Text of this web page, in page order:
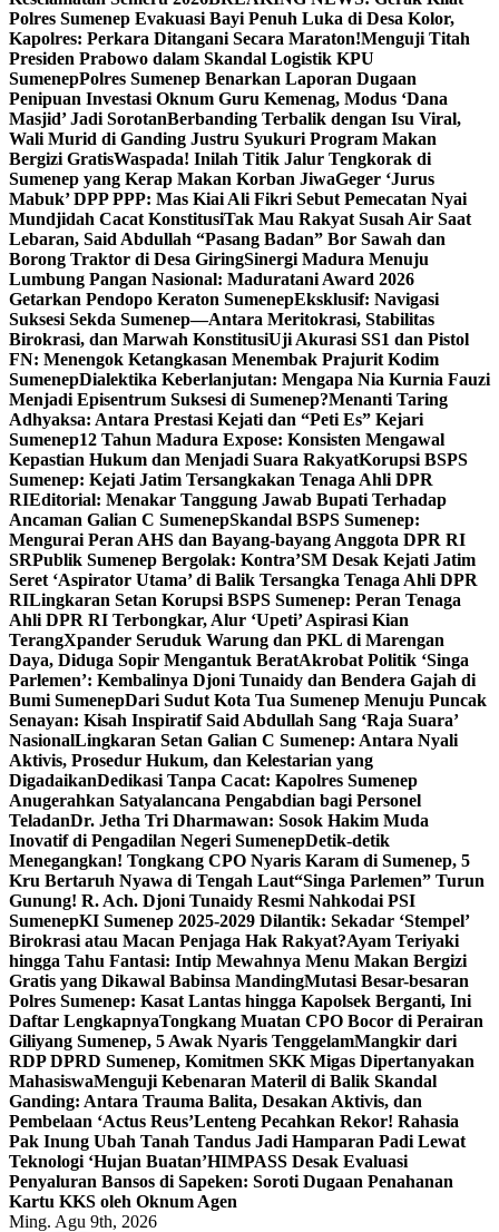
Polres Sumenep Evakuasi Bayi Penuh Luka di Desa Kolor,
Kapolres: Perkara Ditangani Secara Maraton!Menguji Titah
Presiden Prabowo dalam Skandal Logistik KPU
SumenepPolres Sumenep Benarkan Laporan Dugaan
Penipuan Investasi Oknum Guru Kemenag, Modus ‘Dana
Masjid’ Jadi SorotanBerbanding Terbalik dengan Isu Viral,
Wali Murid di Ganding Justru Syukuri Program Makan
Bergizi GratisWaspada! Inilah Titik Jalur Tengkorak di
Sumenep yang Kerap Makan Korban JiwaGeger ‘Jurus
Mabuk’ DPP PPP: Mas Kiai Ali Fikri Sebut Pemecatan Nyai
Mundjidah Cacat KonstitusiTak Mau Rakyat Susah Air Saat
Lebaran, Said Abdullah “Pasang Badan” Bor Sawah dan
Borong Traktor di Desa GiringSinergi Madura Menuju
Lumbung Pangan Nasional: Maduratani Award 2026
Getarkan Pendopo Keraton SumenepEksklusif: Navigasi
Suksesi Sekda Sumenep—Antara Meritokrasi, Stabilitas
Birokrasi, dan Marwah KonstitusiUji Akurasi SS1 dan Pistol
FN: Menengok Ketangkasan Menembak Prajurit Kodim
SumenepDialektika Keberlanjutan: Mengapa Nia Kurnia Fauzi
Menjadi Episentrum Suksesi di Sumenep?Menanti Taring
Adhyaksa: Antara Prestasi Kejati dan “Peti Es” Kejari
Sumenep12 Tahun Madura Expose: Konsisten Mengawal
Kepastian Hukum dan Menjadi Suara RakyatKorupsi BSPS
Sumenep: Kejati Jatim Tersangkakan Tenaga Ahli DPR
RIEditorial: Menakar Tanggung Jawab Bupati Terhadap
Ancaman Galian C SumenepSkandal BSPS Sumenep:
Mengurai Peran AHS dan Bayang-bayang Anggota DPR RI
SRPublik Sumenep Bergolak: Kontra’SM Desak Kejati Jatim
Seret ‘Aspirator Utama’ di Balik Tersangka Tenaga Ahli DPR
RILingkaran Setan Korupsi BSPS Sumenep: Peran Tenaga
Ahli DPR RI Terbongkar, Alur ‘Upeti’ Aspirasi Kian
TerangXpander Seruduk Warung dan PKL di Marengan
Daya, Diduga Sopir Mengantuk BeratAkrobat Politik ‘Singa
Parlemen’: Kembalinya Djoni Tunaidy dan Bendera Gajah di
Bumi SumenepDari Sudut Kota Tua Sumenep Menuju Puncak
Senayan: Kisah Inspiratif Said Abdullah Sang ‘Raja Suara’
NasionalLingkaran Setan Galian C Sumenep: Antara Nyali
Aktivis, Prosedur Hukum, dan Kelestarian yang
DigadaikanDedikasi Tanpa Cacat: Kapolres Sumenep
Anugerahkan Satyalancana Pengabdian bagi Personel
TeladanDr. Jetha Tri Dharmawan: Sosok Hakim Muda
Inovatif di Pengadilan Negeri SumenepDetik-detik
Menegangkan! Tongkang CPO Nyaris Karam di Sumenep, 5
Kru Bertaruh Nyawa di Tengah Laut“Singa Parlemen” Turun
Gunung! R. Ach. Djoni Tunaidy Resmi Nahkodai PSI
SumenepKI Sumenep 2025-2029 Dilantik: Sekadar ‘Stempel’
Birokrasi atau Macan Penjaga Hak Rakyat?Ayam Teriyaki
hingga Tahu Fantasi: Intip Mewahnya Menu Makan Bergizi
Gratis yang Dikawal Babinsa MandingMutasi Besar-besaran
Polres Sumenep: Kasat Lantas hingga Kapolsek Berganti, Ini
Daftar LengkapnyaTongkang Muatan CPO Bocor di Perairan
Giliyang Sumenep, 5 Awak Nyaris TenggelamMangkir dari
RDP DPRD Sumenep, Komitmen SKK Migas Dipertanyakan
MahasiswaMenguji Kebenaran Materil di Balik Skandal
Ganding: Antara Trauma Balita, Desakan Aktivis, dan
Pembelaan ‘Actus Reus’Lenteng Pecahkan Rekor! Rahasia
Pak Inung Ubah Tanah Tandus Jadi Hamparan Padi Lewat
Teknologi ‘Hujan Buatan’HIMPASS Desak Evaluasi
Penyaluran Bansos di Sapeken: Soroti Dugaan Penahanan
Kartu KKS oleh Oknum Agen
Ming. Agu 9th, 2026